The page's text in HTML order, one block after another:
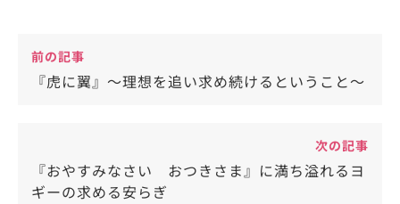
前の記事
『虎に翼』～理想を追い求め続けるということ～
次の記事
『おやすみなさい おつきさま』に満ち溢れるヨ
ギーの求める安らぎ